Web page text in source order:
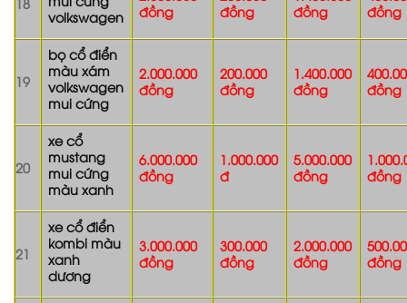
18
volkswagen
đồng
đồng
đồng
đồng
19
bọ cổ điển
màu xám
volkswagen
mui cứng
2.000.000
đồng
200.000
đồng
1.400.000
đồng
đồng
20
xe cổ
mustang
mui cứng
màu xanh
6.000.000
đồng
1.000.000
đ
5.000.000
đồng
đồng
21
xe cổ điển
kombi màu
xanh
dương
3.000.000
đồng
300.000
đồng
2.000.000
đồng
đồng